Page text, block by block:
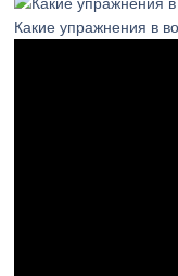
Какие упражнения в